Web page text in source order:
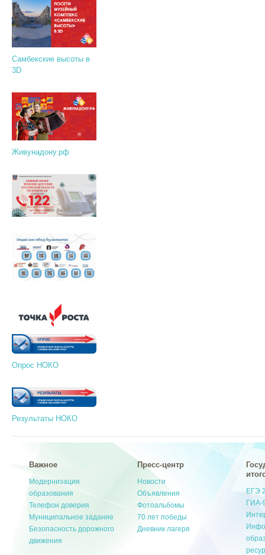
Самбекские высоты в
3D
Живунадону.рф
Опрос НОКО
Результаты НОКО
Важное
Модернизация
образования
Телефон доверия
Муниципальное задание
Безопасность дорожного
движения
Пресс-центр
Новости
Объявления
Фотоальбомы
70 лет победы
Дневник лагеря
ЕГЭ
ГИА-